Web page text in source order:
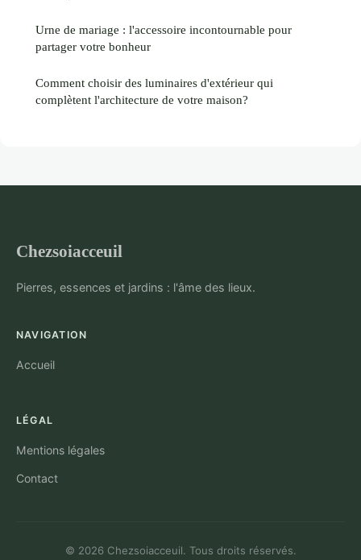
Urne de mariage : l'accessoire incontournable pour
partager votre bonheur
Comment choisir des luminaires d'extérieur qui
complètent l'architecture de votre maison?
Chezsoiacceuil
Pierres, essences et jardins : l'âme des lieux.
NAVIGATION
Accueil
LÉGAL
Mentions légales
Contact
© 2026 Chezsoiacceuil. Tous droits réservés.